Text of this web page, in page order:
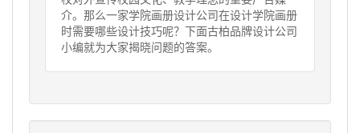
介。那么一家学院画册设计公司在设计学院画册
时需要哪些设计技巧呢？下面古柏品牌设计公司
小编就为大家揭晓问题的答案。